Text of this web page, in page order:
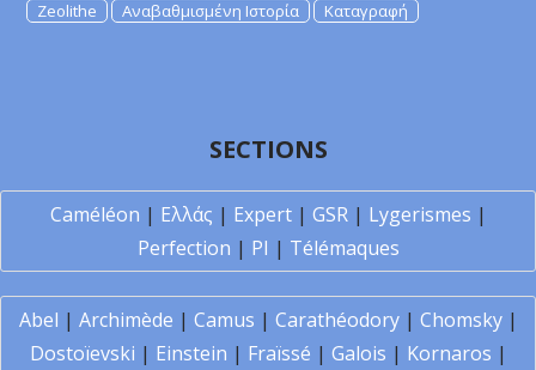
Zeolithe
Αναβαθμισμένη Ιστορία Καταγραφή
SECTIONS
Caméléon | Ελλάς | Expert| GSR| Lygerismes |
Perfection | PI | Télémaques
Abel | Archimède | Camus | Carathéodory| Chomsky|
Dostoïevski | Einstein | Fraïssé | Galois | Kornaros |